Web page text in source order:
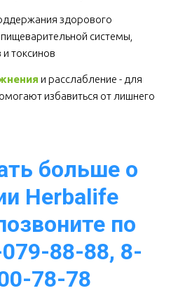
здорового
системы,
токсинов
и расслабление - для
избавиться от лишнего
больше о
Herbalife
по
88-88, 8-
78-78